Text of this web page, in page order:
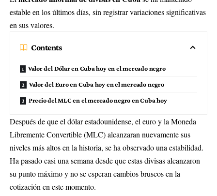
estable en los últimos días, sin registrar variaciones significativas
en sus valores.
Contents
Valor del Dólar en Cuba hoy en el mercado negro
Valor del Euro en Cuba hoy en el mercado negro
Precio del MLC en el mercado negro en Cuba hoy
Después de que el dólar estadounidense, el euro y la Moneda
Libremente Convertible (MLC) alcanzaran nuevamente sus
niveles más altos en la historia, se ha observado una estabilidad.
Ha pasado casi una semana desde que estas divisas alcanzaron
su punto máximo y no se esperan cambios bruscos en la
cotización en este momento.